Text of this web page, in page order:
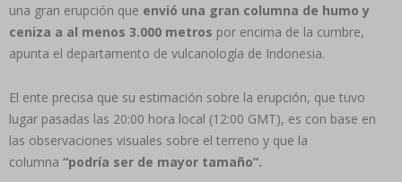
una gran erupción que envió una gran columna de humo y
ceniza a al menos 3.000 metros por encima de la cumbre,
apunta el departamento de vulcanología de Indonesia.
El ente precisa que su estimación sobre la erupción, que tuvo
lugar pasadas las 20:00 hora local (12:00 GMT), es con base en
las observaciones visuales sobre el terreno y que la
columna “podría ser de mayor tamaño”.